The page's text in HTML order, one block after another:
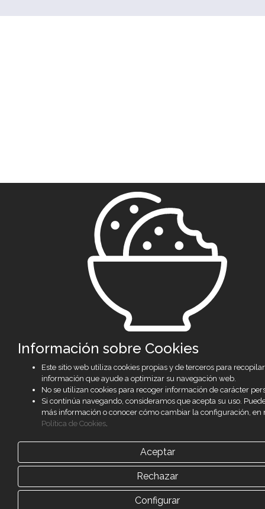
Información sobre Cookies
Este sitio web utiliza cookies propias y de terceros para recopilar
información que ayude a optimizar su navegación web.
No se utilizan cookies para recoger información de carácter
Si continúa navegando, consideramos que acepta su uso.
más información o conocer cómo cambiar la configuración, en
Política de Cookies.
Aceptar
Rechazar
Configurar